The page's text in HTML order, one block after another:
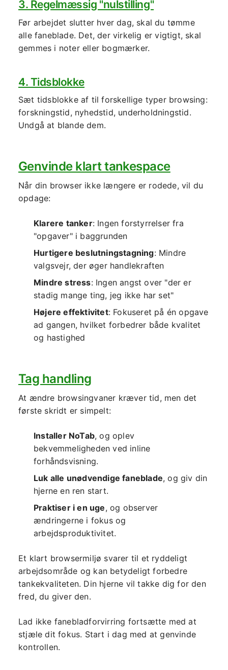
3. Regelmæssig "nulstilling"
Før arbejdet slutter hver dag, skal du tømme
alle faneblade. Det, der virkelig er vigtigt, skal
gemmes i noter eller bogmærker.
4. Tidsblokke
Sæt tidsblokke af til forskellige typer browsing:
forskningstid, nyhedstid, underholdningstid.
Undgå at blande dem.
Genvinde klart tankespace
Når din browser ikke længere er rodede, vil du
opdage:
Klarere tanker: Ingen forstyrrelser fra
"opgaver" i baggrunden
Hurtigere beslutningstagning: Mindre
valgsvejr, der øger handlekraften
Mindre stress: Ingen angst over "der er
stadig mange ting, jeg ikke har set"
Højere effektivitet: Fokuseret på én opgave
ad gangen, hvilket forbedrer både kvalitet
og hastighed
Tag handling
At ændre browsingvaner kræver tid, men det
første skridt er simpelt:
Installer NoTab, og oplev
bekvemmeligheden ved inline
forhåndsvisning.
Luk alle unødvendige faneblade, og giv din
hjerne en ren start.
Praktiser i en uge, og observer
ændringerne i fokus og
arbejdsproduktivitet.
Et klart browsermiljø svarer til et ryddeligt
arbejdsområde og kan betydeligt forbedre
tankekvaliteten. Din hjerne vil takke dig for den
fred, du giver den.
Lad ikke fanebladforvirring fortsætte med at
stjæle dit fokus. Start i dag med at genvinde
kontrollen.